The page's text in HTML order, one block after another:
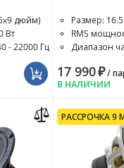
дюйм)
Вт
- 22000 Гц
Размер:
RMS
Диапазон
17 990₽/
В НАЛИЧИИ
РАССРОЧКА 9